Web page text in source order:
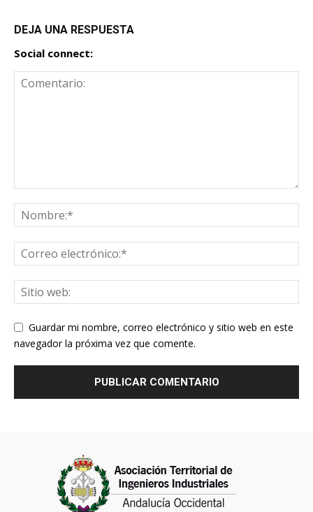
DEJA UNA RESPUESTA
Social connect:
Guardar mi nombre, correo electrónico y sitio web en este
navegador la próxima vez que comente.